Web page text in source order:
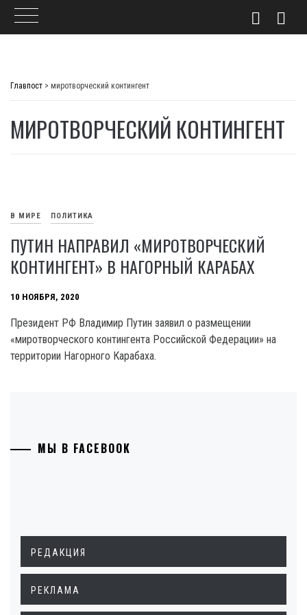
Главпост > миротворческий контингент
МИРОТВОРЧЕСКИЙ КОНТИНГЕНТ
В МИРЕ ПОЛИТИКА
ПУТИН НАПРАВИЛ «МИРОТВОРЧЕСКИЙ
КОНТИНГЕНТ» В НАГОРНЫЙ КАРАБАХ
10 НОЯБРЯ, 2020
Президент РФ Владимир Путин заявил о размещении
«миротворческого контингента Российской Федерации» на
территории Нагорного Карабаха.
МЫ В FACEBOOK
РЕДАКЦИЯ
РЕКЛАМА